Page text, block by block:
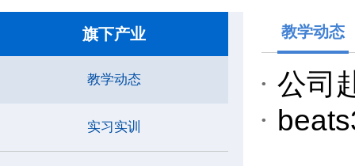
旗下产业
教学动态
实习实训
教学动态
公司